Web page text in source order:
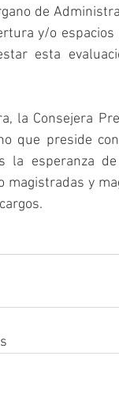
de
y/o
esta
la Consejera
que preside
la esperanza
magistradas y